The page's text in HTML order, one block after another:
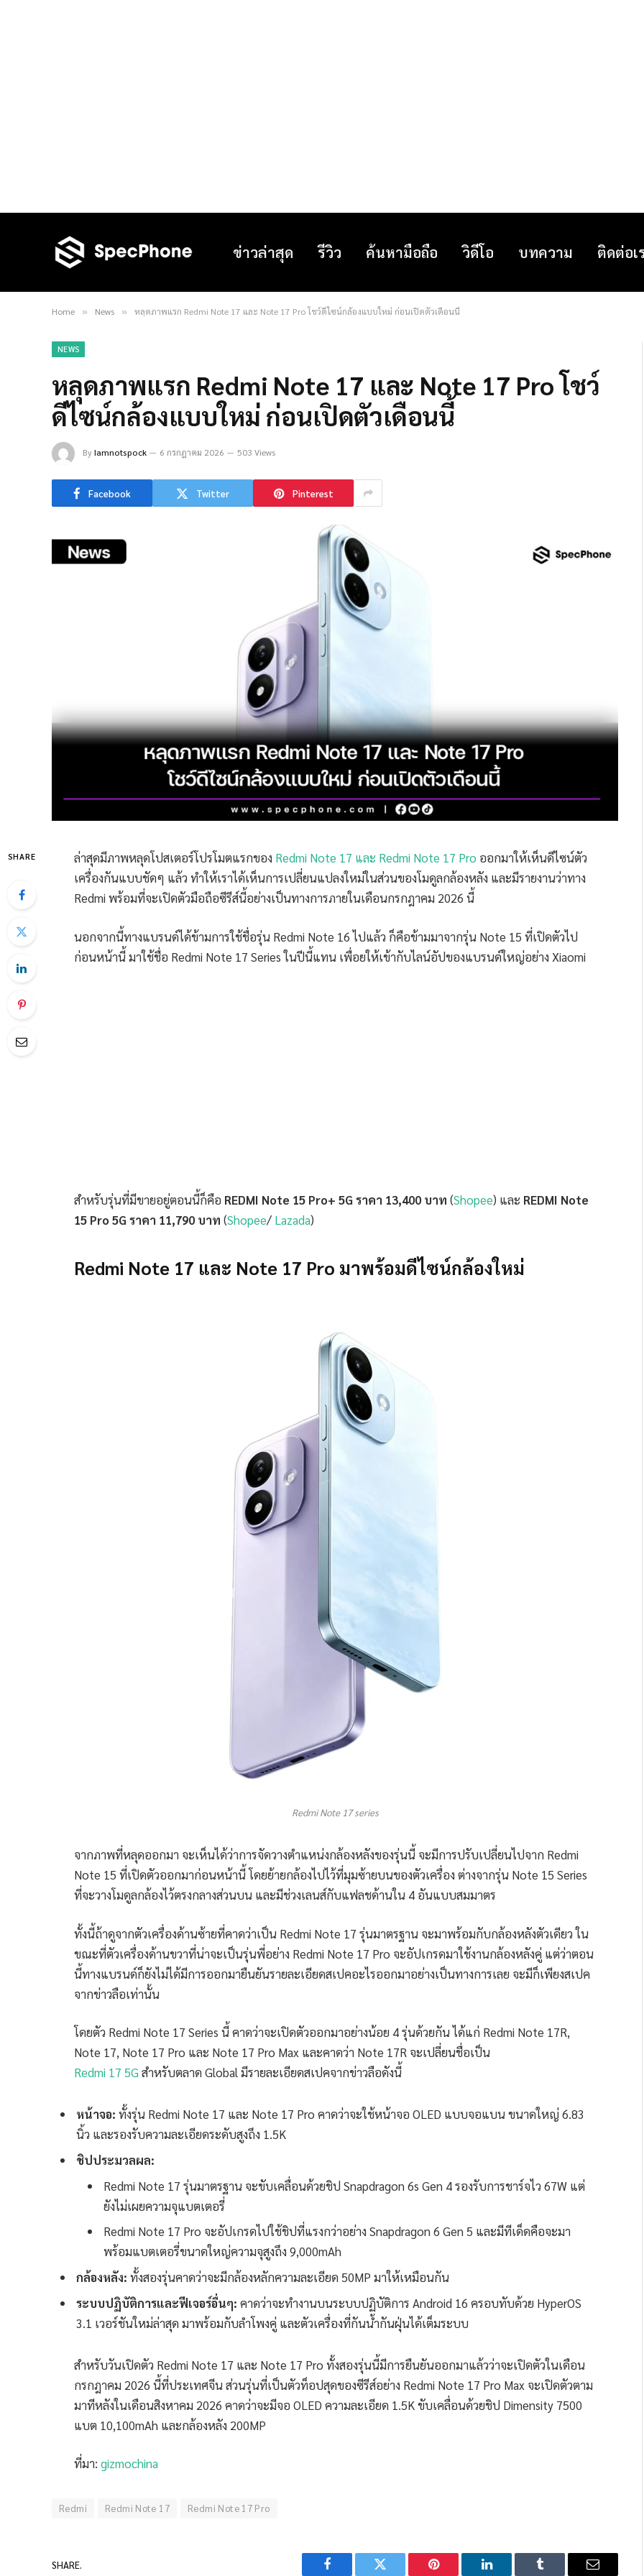
ข่าวล่าสุด รีวิว ค้นหามือถือ วิดีโอ บทความ ติดต่อเ
Home » News » หลุดภาพแรก Redmi Note 17 และ Note 17 Pro โชว์ดีไซน์กล้องแบบใหม่ ก่อนเปิดตัวเดือนนี้
NEWS
หลุดภาพแรก Redmi Note 17 และ Note 17 Pro โชว์
ดีไซน์กล้องแบบใหม่ ก่อนเปิดตัวเดือนนี้
ByIamnotspock 6 กรกฎาคม 2026 503 Views
Facebook Twitter Pinterest
SHARE ล่าสุดมีภาพหลุดโปสเตอร์โปรโมตแรกของ Redmi Note 17 และ Redmi Note 17 Pro ออกมาให้เห็นดีไซน์ตัว
เครื่องกันแบบชัดๆ แล้ว ทำให้เราได้เห็นการเปลี่ยนแปลงใหม่ในส่วนของโมดูลกล้องหลัง และมีรายงานว่าทาง
Redmi พร้อมที่จะเปิดตัวมือถือซีรีส์นี้อย่างเป็นทางการภายในเดือนกรกฎาคม 2026 นี้
นอกจากนี้ทางแบรนด์ได้ข้ามการใช้ชื่อรุ่น Redmi Note 16 ไปแล้ว ก็คือข้ามมาจากรุ่น Note 15 ที่เปิดตัวไป
ก่อนหน้านี้ มาใช้ชื่อ Redmi Note 17 Series ในปีนี้แทน เพื่อยให้เข้ากับไลน์อัปของแบรนด์ใหญ่อย่าง Xiaomi
สำหรับรุ่นที่มีขายอยู่ตอนนี้ก็คือ REDMI Note 15 Pro+ 5G ราคา 13,400 บาท (Shopee) และ REDMI Note
15 Pro 5G ราคา 11,790 บาท (Shopee/ Lazada)
Redmi Note 17 และ Note 17 Pro มาพร้อมดีไซน์กล้องใหม่
Redmi Note 17 series
จากภาพที่หลุดออกมา จะเห็นได้ว่าการจัดวางตำแหน่งกล้องหลังของรุ่นนี้ จะมีการปรับเปลี่ยนไปจาก Redmi
Note 15 ที่เปิดตัวออกมาก่อนหน้านี้ โดยย้ายกล้องไปไว้ที่มุมซ้ายบนของตัวเครื่อง ต่างจากรุ่น Note 15 Series
ที่จะวางโมดูลกล้องไว้ตรงกลางส่วนบน และมีช่วงเลนส์กับแฟลชด้านใน 4 อันแบบสมมาตร
ทั้งนี้ถ้าดูจากตัวเครื่องด้านซ้ายที่คาดว่าเป็น Redmi Note 17 รุ่นมาตรฐาน จะมาพร้อมกับกล้องหลังตัวเดียว ใน
ขณะที่ตัวเครื่องด้านขวาที่น่าจะเป็นรุ่นพี่อย่าง Redmi Note 17 Pro จะอัปเกรดมาใช้งานกล้องหลังคู่ แต่ว่าตอน
นี้ทางแบรนด์ก็ยังไม่ได้มีการออกมายืนยันรายละเอียดสเปคอะไรออกมาอย่างเป็นทางการเลย จะมีก็เพียงสเปค
จากข่าวลือเท่านั้น
โดยตัว Redmi Note 17 Series นี้ คาดว่าจะเปิดตัวออกมาอย่างน้อย 4 รุ่นด้วยกัน ได้แก่ Redmi Note 17R,
Note 17, Note 17 Pro และ Note 17 Pro Max และคาดว่า Note 17R จะเปลี่ยนชื่อเป็น
Redmi 17 5Gสำหรับตลาด Global มีรายละเอียดสเปคจากข่าวลือดังนี้
หน้าจอ: ทั้งรุ่น Redmi Note 17 และ Note 17 Pro คาดว่าจะใช้หน้าจอ OLED แบบจอแบน ขนาดใหญ่ 6.83
นิ้ว และรองรับความละเอียดระดับสูงถึง 1.5K
ชิปประมวลผล:
Redmi Note 17 รุ่นมาตรฐาน จะขับเคลื่อนด้วยชิป Snapdragon 6s Gen 4 รองรับการชาร์จไว 67W แต่
ยังไม่เผยความจุแบตเตอรี่
Redmi Note 17 Pro จะอัปเกรดไปใช้ชิปที่แรงกว่าอย่าง Snapdragon 6 Gen 5 และมีทีเด็ดคือจะมา
พร้อมแบตเตอรี่ขนาดใหญ่ความจุสูงถึง 9,000mAh
กล้องหลัง: ทั้งสองรุ่นคาดว่าจะมีกล้องหลักความละเอียด 50MP มาให้เหมือนกัน
ระบบปฏิบัติการและฟีเจอร์อื่นๆ: คาดว่าจะทำงานบนระบบปฏิบัติการ Android 16 ครอบทับด้วย HyperOS
3.1 เวอร์ชันใหม่ล่าสุด มาพร้อมกับลำโพงคู่ และตัวเครื่องที่กันน้ำกันฝุ่นได้เต็มระบบ
สำหรับวันเปิดตัว Redmi Note 17 และ Note 17 Pro ทั้งสองรุ่นนี้มีการยืนยันออกมาแล้วว่าจะเปิดตัวในเดือน
กรกฎาคม 2026 นี้ที่ประเทศจีน ส่วนรุ่นที่เป็นตัวท็อปสุดของซีรีส์อย่าง Redmi Note 17 Pro Max จะเปิดตัวตาม
มาทีหลังในเดือนสิงหาคม 2026 คาดว่าจะมีจอ OLED ความละเอียด 1.5K ขับเคลื่อนด้วยชิป Dimensity 7500
แบต 10,100mAh และกล้องหลัง 200MP
ที่มา: gizmochina
Redmi Redmi Note 17 Redmi Note 17 Pro
SHARE.